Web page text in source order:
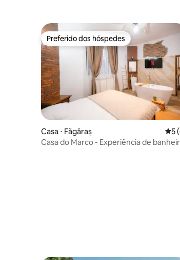
Preferido dos hóspedes
Preferido dos hóspedes
Casa ⋅ Făgăraș 55
Casa do Marco - Experiência de